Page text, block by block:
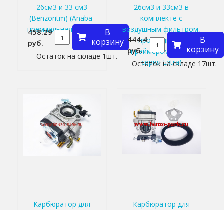
26см3 и 33 см3
(Benzoritm) (Anaba-
премиальная серия)
458.29
руб.
В
корзину
Остаток на складе 1шт.
26см3 и 33см3 в
комплекте с
воздушным фильтром,
прокладкой и
праймером (Piran,
серия Extra)
444.4
руб.
В
корзину
Остаток на складе 17шт.
Карбюратор для
Карбюратор для